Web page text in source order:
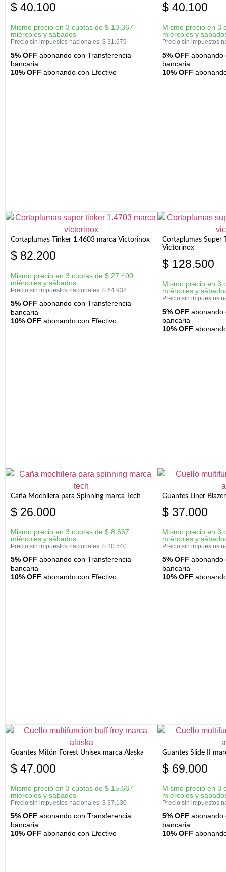
$ 40.100
Mismo precio en 3 cuotas de $ 13.367
miércoles y sábados
Precio sin impuestos nacionales: $ 31.679
5% OFF abonando con Transferencia
bancaria
10% OFF abonando con Efectivo
$ 40.100
Mismo precio en 3
miércoles y
Precio sin impuestos
5% OFF abonando
bancaria
10% OFF
Cortaplumas Tinker 1.4603 marca Victorinox
$ 82.200
Mismo precio en 3 cuotas de $ 27.400
miércoles y sábados
Precio sin impuestos nacionales: $ 64.938
5% OFF abonando con Transferencia
bancaria
10% OFF abonando con Efectivo
Cortaplumas Super
Victorinox
$ 128.500
Mismo precio en 3
miércoles y
Precio sin impuestos
5% OFF abonando
bancaria
10% OFF
Caña Mochilera para Spinning marca Tech
$ 26.000
Mismo precio en 3 cuotas de $ 8.667
miércoles y sábados
Precio sin impuestos nacionales: $ 20.540
5% OFF abonando con Transferencia
bancaria
10% OFF abonando con Efectivo
Guantes Liner
$ 37.000
Mismo precio en 3
miércoles y
Precio sin impuestos
5% OFF abonando
bancaria
10% OFF
Guantes Mitón Forest Unisex marca Alaska
$ 47.000
Mismo precio en 3 cuotas de $ 15.667
miércoles y sábados
Precio sin impuestos nacionales: $ 37.130
5% OFF abonando con Transferencia
bancaria
10% OFF abonando con Efectivo
Guantes Slide II
$ 69.000
Mismo precio en 3
miércoles y
Precio sin impuestos
5% OFF abonando
bancaria
10% OFF